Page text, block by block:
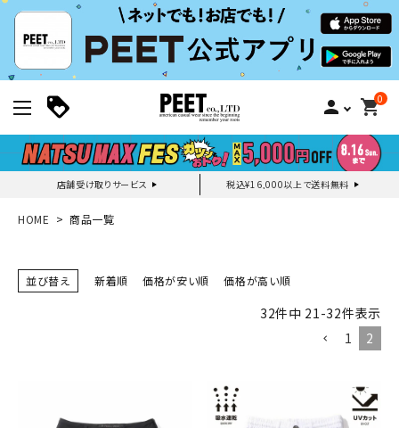
person 0
shopping_cart
店舗受け取りサービス 税込¥16,000以上で送料無料
新規会員登録｜ログイン
ご利用ガイド
HOME 商品一覧
並び替え 新着順 価格が安い順 価格が高い順
32件中 21-32件表示
1
2